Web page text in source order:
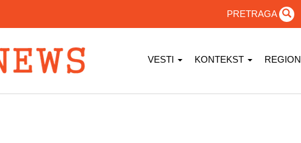
PRETRAGA
VESTI KONTEKST REGION